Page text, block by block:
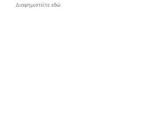
Διαφημιστείτε εδώ